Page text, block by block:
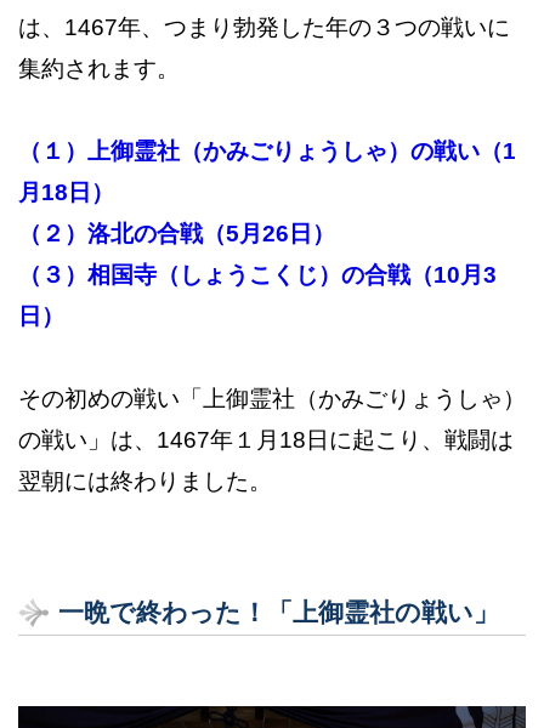
は、1467年、つまり勃発した年の３つの戦いに
集約されます。
（１）上御霊社（かみごりょうしゃ）の戦い（1
月18日）
（２）洛北の合戦（5月26日）
（３）相国寺（しょうこくじ）の合戦（10月3
日）
その初めの戦い「上御霊社（かみごりょうしゃ）
の戦い」は、1467年１月18日に起こり、戦闘は
翌朝には終わりました。
一晩で終わった！「上御霊社の戦い」